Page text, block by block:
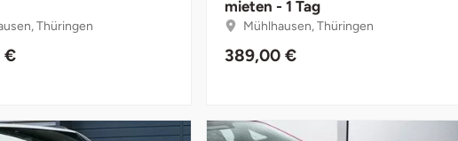
Thüringen
€
mieten - 1 Tag
Mühlhausen, Thüringen
389,00 €